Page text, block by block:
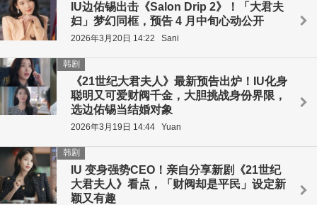
IU边佑锡出击《Salon Drip 2》！「大君夫
妇」梦幻同框，预告 4 月中旬心动公开
2026年3月20日 14:22 Sani
《21世纪大君夫人》最新预告出炉！IU化身
聪明又可爱财阀千金，大胆挑战身份界限，
选边佑锡当结婚对象
韩剧
2026年3月19日 14:44 Yuan
IU 变身强势CEO！亲自分享新剧《21世纪
大君夫人》看点，「财阀却是平民」设定新
颖又有趣
韩剧